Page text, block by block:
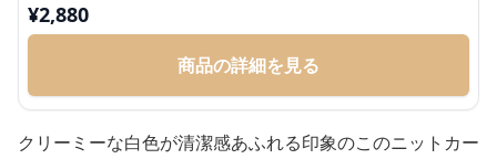
¥2,880
商品の詳細を見る
クリーミーな白色が清潔感あふれる印象のこのニットカー